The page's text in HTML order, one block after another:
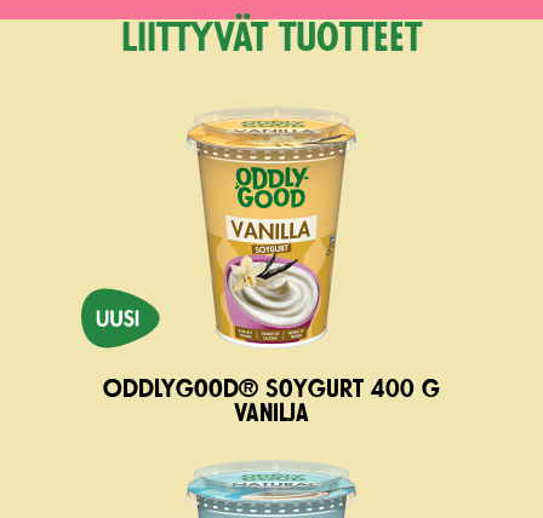
Liittyvät tuotteet
Oddlygood® Soygurt 400 g
vanilja